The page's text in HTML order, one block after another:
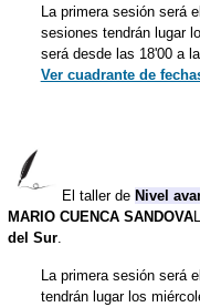
La primera sesión será el
sesiones tendrán lugar
será desde las 18'00 a
Ver cuadrante de
El taller de Nivel
MARIO CUENCA SANDOVA
del Sur.
La primera sesión será el
tendrán lugar los